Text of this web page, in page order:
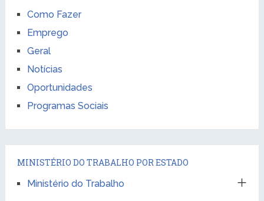
Como Fazer
Emprego
Geral
Notícias
Oportunidades
Programas Sociais
MINISTÉRIO DO TRABALHO POR ESTADO
Ministério do Trabalho